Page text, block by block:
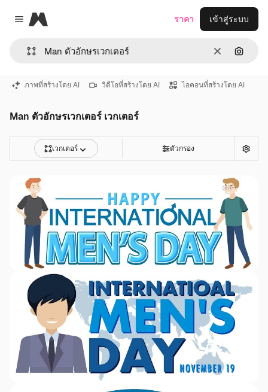
Close menu
Magnific
ชัดเจนค้นหา
ราคา เข้าสู่ระบบ
ภาพที่สร้างโดย AI วิดีโอที่สร้างโดย AI ไอคอนที่สร้างโดย AI
Man ตัวอักษรเวกเตอร์ เวกเตอร์
เวกเตอร์ ตัวกรอง